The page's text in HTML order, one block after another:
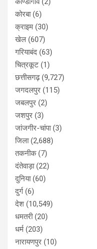
कोरबा(6)
क्राइम (30)
खेल (607)
गरियाबंद (63)
चित्रकूट (1)
छत्तीसगढ़(9,727)
जगदलपुर (115)
जबलपुर (2)
जशपुर (3)
जांजगीर-चांपा(3)
जिला(2,688)
तकनीक(7)
दंतेवाड़ा(22)
दुनिया(60)
दुर्ग (6)
देश (10,549)
धमतरी(20)
धर्म (203)
नारायणपुर (10)